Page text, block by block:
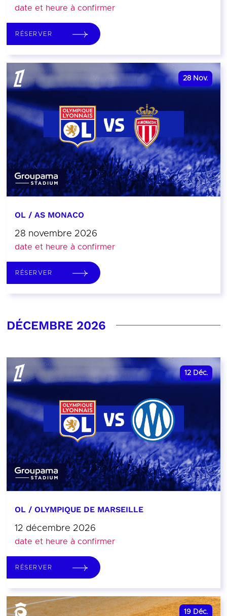
date et heure à confirmer
RÉSERVER
28 Nov.
OL / AS MONACO
28 novembre 2026
date et heure à confirmer
RÉSERVER
DÉCEMBRE 2026
12 Déc.
OL / OLYMPIQUE DE MARSEILLE
12 décembre 2026
date et heure à confirmer
RÉSERVER
19 Déc.